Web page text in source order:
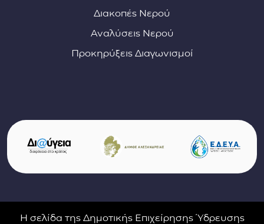
Διακοπές Νερού
Αναλύσεις Νερού
Προκηρύξεις Διαγωνισμοί
Σύνδεσμοι φορέων και συνεργατών
(ανοίγει σε νέο παράθυρο)
(ανοίγει σε νέο
Η σελίδα της Δημοτικής Επιχείρησης Ύδρευσης